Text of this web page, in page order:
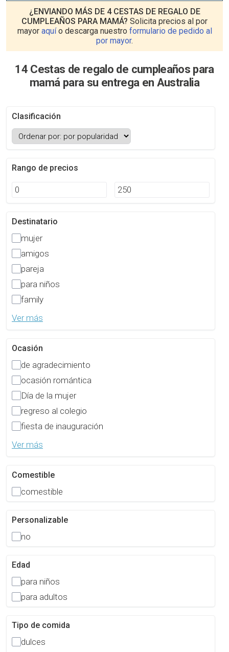
¿ENVIANDO MÁS DE 4 CESTAS DE REGALO DE
CUMPLEAÑOS PARA MAMÁ? Solicita precios al por
mayor aquío descarga nuestro formulario de pedido al
por mayor.
14 Cestas de regalo de cumpleaños para
mamá para su entrega en Australia
Clasificación
Rango de precios
Destinatario
mujer
amigos
pareja
para niños
family
Ver más
Ocasión
de agradecimiento
ocasión romántica
Día de la mujer
regreso al colegio
fiesta de inauguración
Ver más
Comestible
comestible
Personalizable
no
Edad
para niños
para adultos
Tipo de comida
dulces